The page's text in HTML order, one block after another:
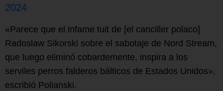
2024
«Parece que el infame tuit de [el canciller polaco]
Radoslaw Sikorski sobre el sabotaje de Nord Stream,
que luego eliminó cobardemente, inspira a los
serviles perros falderos bálticos de Estados Unidos»,
escribió Polianski.